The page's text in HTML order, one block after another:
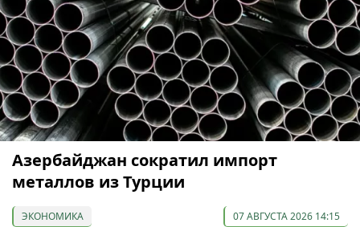
Азербайджан сократил импорт
металлов из Турции
ЭКОНОМИКА 07 АВГУСТА 2026 14:15